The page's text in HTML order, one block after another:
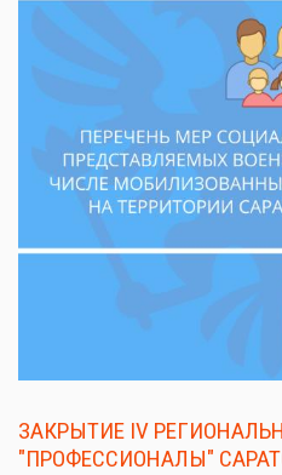
ЗАКРЫТИЕ IV
"ПРОФЕССИОНАЛЫ"